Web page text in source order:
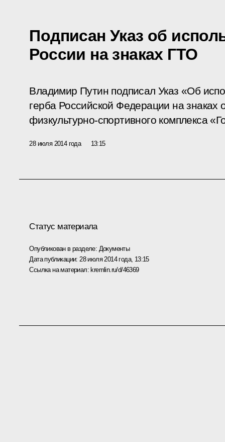
Подписан Указ об
России на знаках ГТО
Владимир Путин подписал Указ «Об
герба Российской Федерации на знаках
физкультурно-спортивного комплекса
28 июля 2014 года 13:15
Статус материала
Опубликован в разделе: Документы
Дата публикации: 28 июля 2014 года, 13:15
Ссылка на материал: kremlin.ru/d/46369